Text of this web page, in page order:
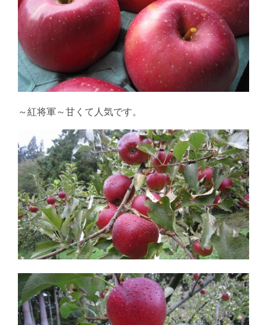
～紅将軍～甘くて人気です。